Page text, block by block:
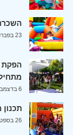
23 בפברואר 2017
הפקת
6 בדצמבר 2016
26 בספטמבר 2016